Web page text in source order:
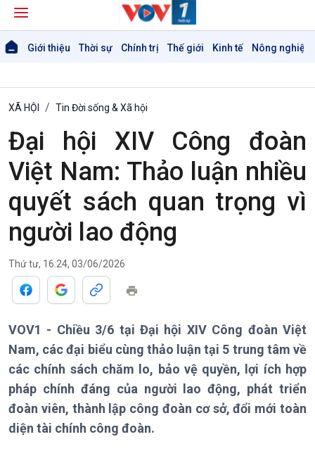
Giới thiệu Thời sự Chính trị Thế giới Kinh tế Nông nghiệp
XÃ HỘI Tin Đời sống & Xã hội
Đại hội XIV Công đoàn
Việt Nam: Thảo luận nhiều
quyết sách quan trọng vì
người lao động
Thứ tư, 16:24, 03/06/2026
VOV1 - Chiều 3/6 tại Đại hội XIV Công đoàn Việt
Nam, các đại biểu cùng thảo luận tại 5 trung tâm về
các chính sách chăm lo, bảo vệ quyền, lợi ích hợp
pháp chính đáng của người lao động, phát triển
đoàn viên, thành lập công đoàn cơ sở, đổi mới toàn
diện tài chính công đoàn.